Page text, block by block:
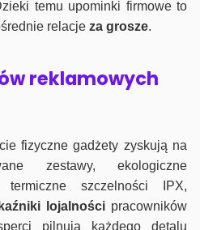
temu upominki firmowe to
relacje za grosze.
reklamowych
fizyczne gadżety zyskują na
zestawy, ekologiczne
szczelności IPX,
lojalnościpracowników
pilnują każdego detalu